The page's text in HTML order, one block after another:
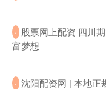
· 股票网上配资 四川
富梦想
· 沈阳配资网 | 本地正